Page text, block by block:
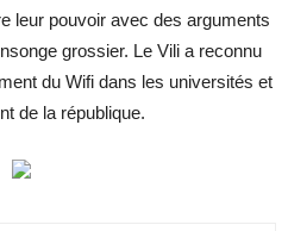
leur pouvoir avec des arguments
grossier. Le Vili a reconnu
du Wifi dans les universités et
de la république.